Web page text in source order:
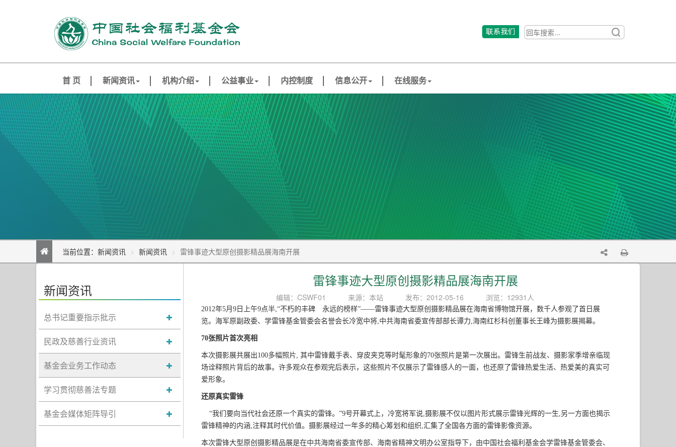
首 页 新闻资讯 机构介绍 公益事业 内控制度 信息公开 在线服务
当前位置： 新闻资讯 新闻资讯 雷锋事迹大型原创摄影精品展海南开展
新闻资讯
总书记重要指示批示
民政及慈善行业资讯
基金会业务工作动态
学习贯彻慈善法专题
基金会媒体矩阵导引
雷锋事迹大型原创摄影精品展海南开展
编辑：CSWF01 来源：本站 发布：2012-05-16 浏览：12931人
2012年5月9日上午9点半,“不朽的丰碑 永远的榜样”——雷锋事迹大型原创摄影精品展在海南省博物馆开展，数千人参观了首日展
览。海军原副政委、学雷锋基金管委会名誉会长冷宽中将,中共海南省委宣传部部长谭力,海南红杉科创董事长王峰为摄影展揭幕。
70张照片首次亮相
本次摄影展共展出100多幅照片, 其中雷锋戴手表、穿皮夹克等时髦形象的70张照片是第一次展出。雷锋生前战友、摄影家季增亲临现
场诠释照片背后的故事。许多观众在参观完后表示，这些照片不仅展示了雷锋感人的一面，也还原了雷锋热爱生活、热爱美的真实可
爱形象。
还原真实雷锋
“我们要向当代社会还原一个真实的雷锋。”9号开幕式上，冷宽将军说,摄影展不仅以图片形式展示雷锋光辉的一生,另一方面也揭示
雷锋精神的内涵,注释其时代价值。摄影展经过一年多的精心筹划和组织,汇集了全国各方面的雷锋影像资源。
本次雷锋大型原创摄影精品展是在中共海南省委宣传部、海南省精神文明办公室指导下，由中国社会福利基金会学雷锋基金管委会、